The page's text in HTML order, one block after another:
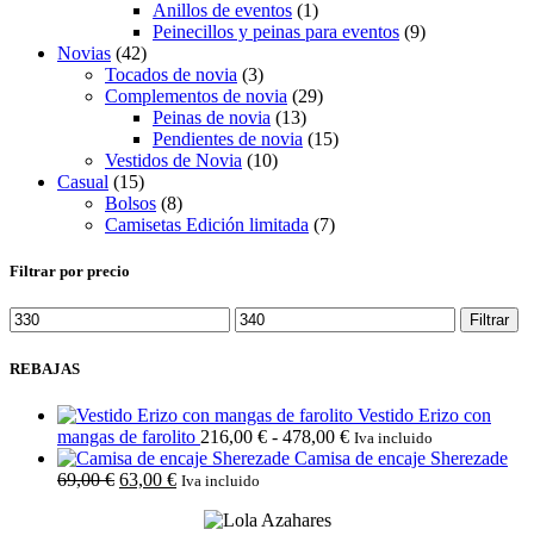
Anillos de eventos (1)
Peinecillos y peinas para eventos (9)
Novias (42)
Tocados de novia (3)
Complementos de novia (29)
Peinas de novia (13)
Pendientes de novia (15)
Vestidos de Novia (10)
Casual (15)
Bolsos (8)
Camisetas Edición limitada (7)
Filtrar por precio
Precio
mínimo
Precio
máximo
Filtrar
REBAJAS
Vestido Erizo con
mangas de farolito 216,00 € - 478,00 €Rango
de
Iva incluido
Camisa de encaje Sherezade
69,00€ El
63,00 €El
actual
Iva incluido